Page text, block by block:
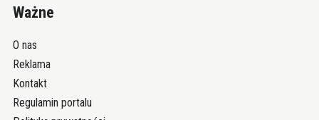
Ważne
O nas
Reklama
Kontakt
Regulamin portalu